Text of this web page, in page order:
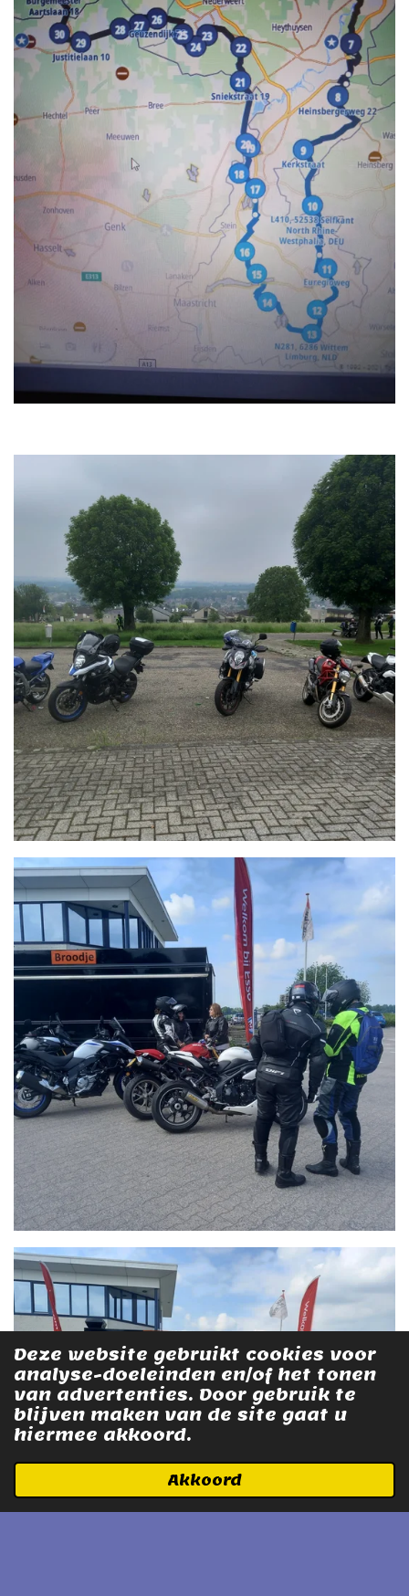
Deze website gebruikt cookies voor
analyse-doeleinden en/of het tonen
van advertenties. Door gebruik te
blijven maken van de site gaat u
hiermee akkoord.
Akkoord